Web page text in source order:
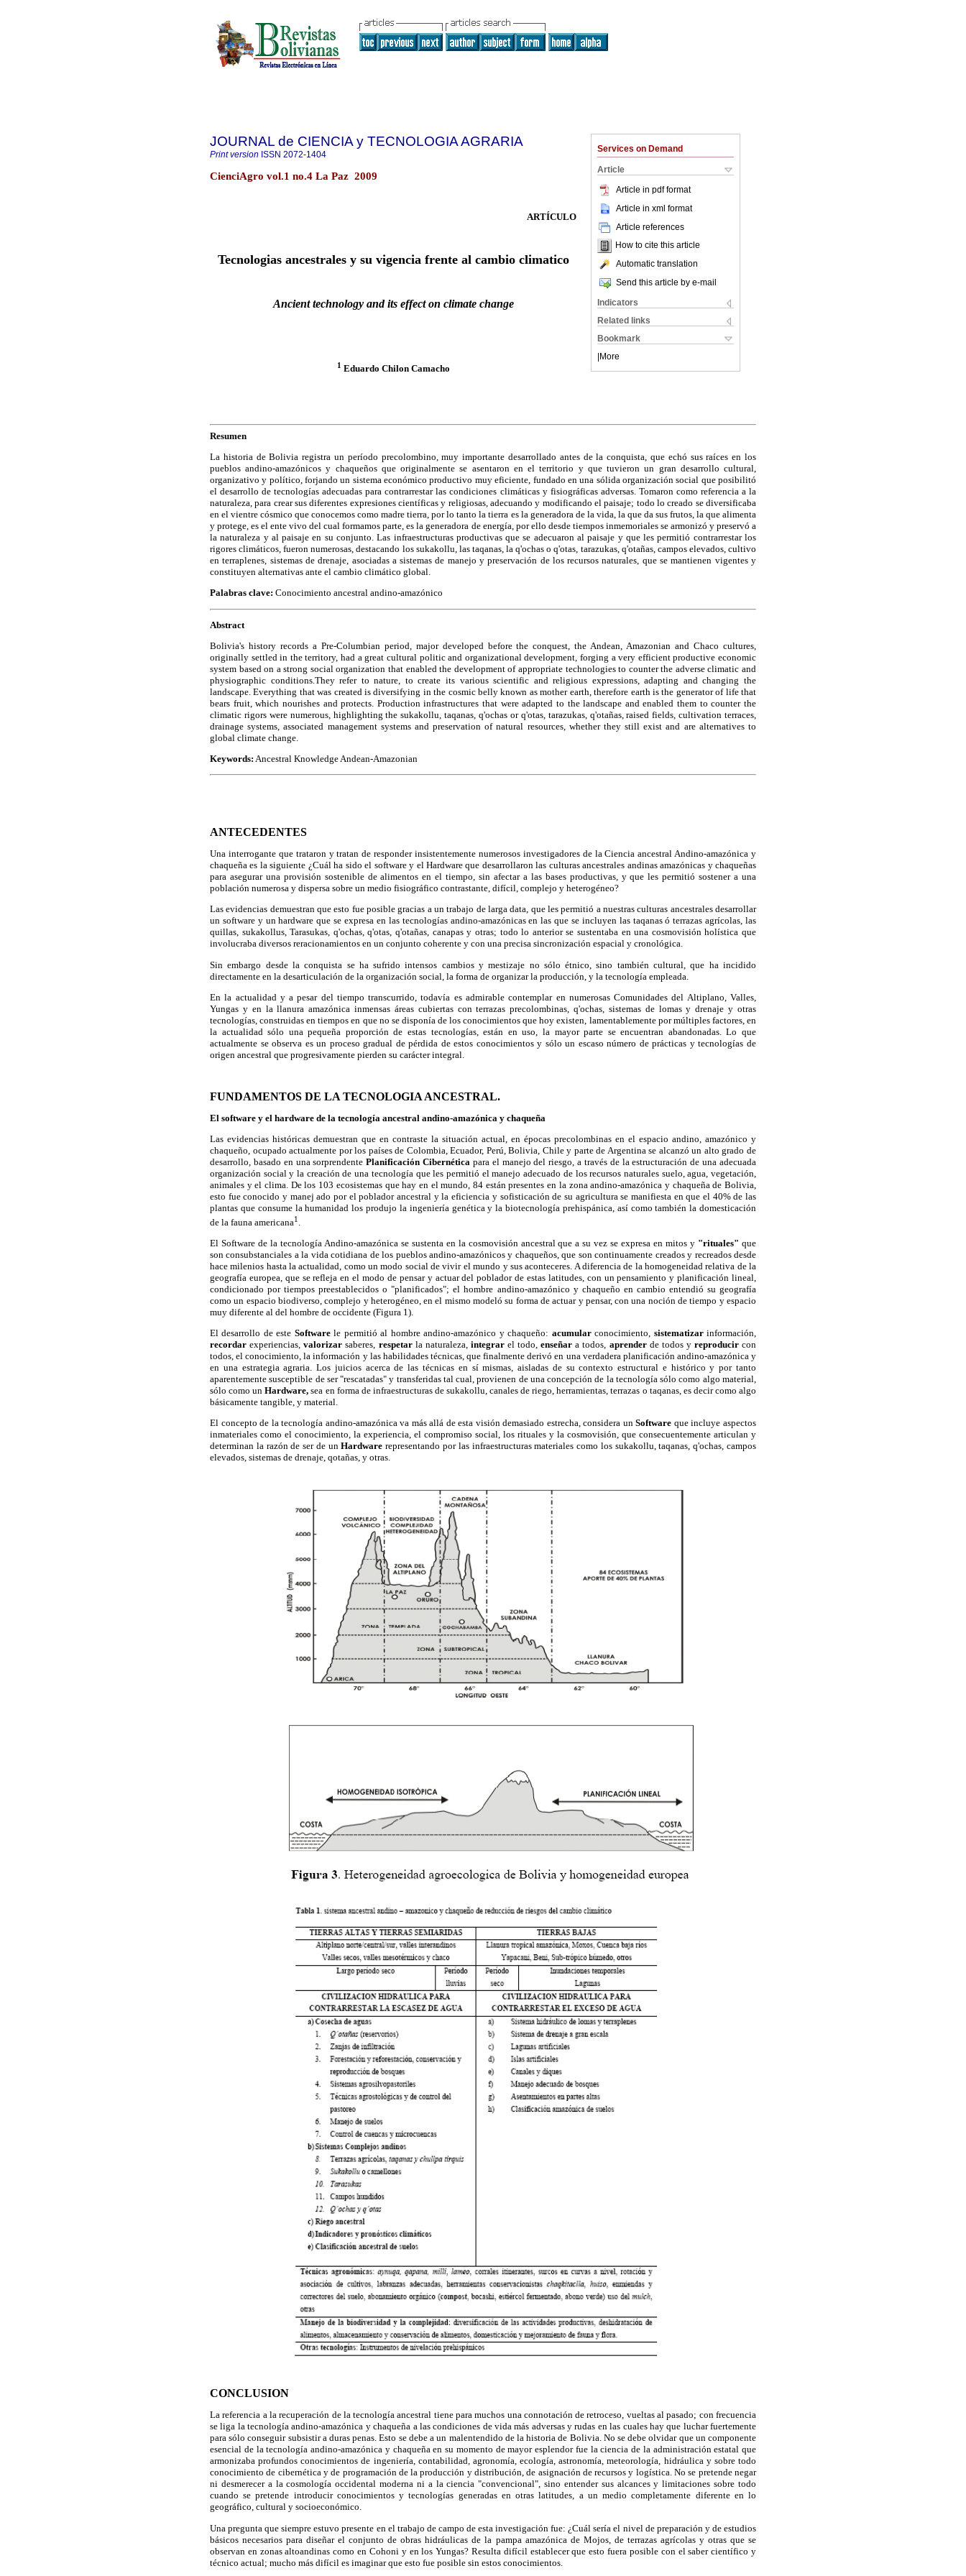
Services on Demand
Article
Article in pdf format
Article in xml format
Article references
How to cite this article
Automatic translation
Send this article by e-mail
Indicators
Related links
Bookmark
More
JOURNAL de CIENCIA y TECNOLOGIA AGRARIA
Print version ISSN 2072-1404
CienciAgro vol.1 no.4 La Paz 2009
ARTÍCULO
Tecnologias ancestrales y su vigencia frente al cambio climatico
Ancient technology and its effect on climate change
1 Eduardo Chilon Camacho
Resumen
La historia de Bolivia registra un período precolombino, muy importante desarrollado antes de la conquista, que echó sus raíces en los
pueblos andino-amazónicos y chaqueños que originalmente se asentaron en el territorio y que tuvieron un gran desarrollo cultural,
organizativo y político, forjando un sistema económico productivo muy eficiente, fundado en una sólida organización social que posibilitó
el desarrollo de tecnologías adecuadas para contrarrestar las condiciones climáticas y fisiográficas adversas. Tomaron como referencia a la
naturaleza, para crear sus diferentes expresiones científicas y religiosas, adecuando y modificando el paisaje; todo lo creado se diversificaba
en el vientre cósmico que conocemos como madre tierra, por lo tanto la tierra es la generadora de la vida, la que da sus frutos, la que alimenta
y protege, es el ente vivo del cual formamos parte, es la generadora de energía, por ello desde tiempos inmemoriales se armonizó y preservó a
la naturaleza y al paisaje en su conjunto. Las infraestructuras productivas que se adecuaron al paisaje y que les permitió contrarrestar los
rigores climáticos, fueron numerosas, destacando los sukakollu, las taqanas, la q'ochas o q'otas, tarazukas, q'otañas, campos elevados, cultivo
en terraplenes, sistemas de drenaje, asociadas a sistemas de manejo y preservación de los recursos naturales, que se mantienen vigentes y
constituyen alternativas ante el cambio climático global.
Palabras clave: Conocimiento ancestral andino-amazónico
Abstract
Bolivia's history records a Pre-Columbian period, major developed before the conquest, the Andean, Amazonian and Chaco cultures,
originally settled in the territory, had a great cultural politic and organizational development, forging a very efficient productive economic
system based on a strong social organization that enabled the development of appropriate technologies to counter the adverse climatic and
physiographic conditions.They refer to nature, to create its various scientific and religious expressions, adapting and changing the
landscape. Everything that was created is diversifying in the cosmic belly known as mother earth, therefore earth is the generator of life that
bears fruit, which nourishes and protects. Production infrastructures that were adapted to the landscape and enabled them to counter the
climatic rigors were numerous, highlighting the sukakollu, taqanas, q'ochas or q'otas, tarazukas, q'otañas, raised fields, cultivation terraces,
drainage systems, associated management systems and preservation of natural resources, whether they still exist and are alternatives to
global climate change.
Keywords: Ancestral Knowledge Andean-Amazonian
ANTECEDENTES
Una interrogante que trataron y tratan de responder insistentemente numerosos investigadores de la Ciencia ancestral Andino-amazónica y
chaqueña es la siguiente ¿Cuál ha sido el software y el Hardware que desarrollaron las culturas ancestrales andinas amazónicas y chaqueñas
para asegurar una provisión sostenible de alimentos en el tiempo, sin afectar a las bases productivas, y que les permitió sostener a una
población numerosa y dispersa sobre un medio fisiográfico contrastante, difícil, complejo y heterogéneo?
Las evidencias demuestran que esto fue posible gracias a un trabajo de larga data, que les permitió a nuestras culturas ancestrales desarrollar
un software y un hardware que se expresa en las tecnologías andino-amazónicas en las que se incluyen las taqanas ó terrazas agrícolas, las
quillas, sukakollus, Tarasukas, q'ochas, q'otas, q'otañas, canapas y otras; todo lo anterior se sustentaba en una cosmovisión holística que
involucraba diversos reracionamientos en un conjunto coherente y con una precisa sincronización espacial y cronológica.
Sin embargo desde la conquista se ha sufrido intensos cambios y mestizaje no sólo étnico, sino también cultural, que ha incidido
directamente en la desarticulación de la organización social, la forma de organizar la producción, y la tecnología empleada.
En la actualidad y a pesar del tiempo transcurrido, todavía es admirable contemplar en numerosas Comunidades del Altiplano, Valles,
Yungas y en la llanura amazónica inmensas áreas cubiertas con terrazas precolombinas, q'ochas, sistemas de lomas y drenaje y otras
tecnologías, construidas en tiempos en que no se disponía de los conocimientos que hoy existen, lamentablemente por múltiples factores, en
la actualidad sólo una pequeña proporción de estas tecnologías, están en uso, la mayor parte se encuentran abandonadas. Lo que
actualmente se observa es un proceso gradual de pérdida de estos conocimientos y sólo un escaso número de prácticas y tecnologías de
origen ancestral que progresivamente pierden su carácter integral.
FUNDAMENTOS DE LA TECNOLOGIA ANCESTRAL.
El software y el hardware de la tecnología ancestral andino-amazónica y chaqueña
Las evidencias históricas demuestran que en contraste la situación actual, en épocas precolombinas en el espacio andino, amazónico y
chaqueño, ocupado actualmente por los países de Colombia, Ecuador, Perú, Bolivia, Chile y parte de Argentina se alcanzó un alto grado de
desarrollo, basado en una sorprendentePlanificación Cibernética para el manejo del riesgo, a través de la estructuración de una adecuada
organización social y la creación de una tecnología que les permitió el manejo adecuado de los recursos naturales suelo, agua, vegetación,
animales y el clima. De los 103 ecosistemas que hay en el mundo, 84 están presentes en la zona andino-amazónica y chaqueña de Bolivia,
esto fue conocido y manej ado por el poblador ancestral y la eficiencia y sofisticación de su agricultura se manifiesta en que el 40% de las
plantas que consume la humanidad los produjo la ingeniería genética y la biotecnología prehispánica, así como también la domesticación
de la fauna americana1
El Software de la tecnología Andino-amazónica se sustenta en la cosmovisión ancestral que a su vez se expresa en mitos y "rituales"que
son consubstanciales a la vida cotidiana de los pueblos andino-amazónicos y chaqueños, que son continuamente creados y recreados desde
hace milenios hasta la actualidad, como un modo social de vivir el mundo y sus aconteceres. A diferencia de la homogeneidad relativa de la
geografía europea, que se refleja en el modo de pensar y actuar del poblador de estas latitudes, con un pensamiento y planificación lineal,
condicionado por tiempos preestablecidos o "planificados"; el hombre andino-amazónico y chaqueño en cambio entendió su geografía
como un espacio biodiverso, complejo y heterogéneo, en el mismo modeló su forma de actuar y pensar, con una noción de tiempo y espacio
muy diferente al del hombre de occidente (Figura 1).
El desarrollo de este Softwarele permitió al hombre andino-amazónico y chaqueño: acumularconocimiento, sistematizarinformación,
recordarexperiencias,valorizarsaberes, respetar la naturaleza, integrar el todo,enseñaratodos, aprender de todos yreproducircon
todos, el conocimiento, la información y las habilidades técnicas, que finalmente derivó en una verdadera planificación andino-amazónica y
en una estrategia agraria. Los juicios acerca de las técnicas en sí mismas, aisladas de su contexto estructural e histórico y por tanto
aparentemente susceptible de ser "rescatadas" y transferidas tal cual, provienen de una concepción de la tecnología sólo como algo material,
sólo como unHardware,sea en forma de infraestructuras de sukakollu, canales de riego, herramientas, terrazas o taqanas, es decir como algo
básicamente tangible, y material.
El concepto de la tecnología andino-amazónica va más allá de esta visión demasiado estrecha, considera unSoftware que incluye aspectos
inmateriales como el conocimiento, la experiencia, el compromiso social, los rituales y la cosmovisión, que consecuentemente articulan y
determinan la razón de ser de unHardwarerepresentando por las infraestructuras materiales como los sukakollu, taqanas, q'ochas, campos
elevados, sistemas de drenaje, qotañas, y otras.
CONCLUSION
La referencia a la recuperación de la tecnología ancestral tiene para muchos una connotación de retroceso, vueltas al pasado; con frecuencia
se liga la tecnología andino-amazónica y chaqueña a las condiciones de vida más adversas y rudas en las cuales hay que luchar fuertemente
para sólo conseguir subsistir a duras penas. Esto se debe a un malentendido de la historia de Bolivia. No sedebe olvidar que un componente
esencial de la tecnología andino-amazónica y chaqueña en su momento de mayor esplendor fue la ciencia de la administración estatal que
armonizaba profundos conocimientos de ingeniería, contabilidad, agronomía, ecología, astronomía, meteorología, hidráulica y sobre todo
conocimiento de cibernética y de programación de la producción y distribución, de asignación de recursos y logística. No se pretende negar
ni desmerecer a la cosmología occidental moderna ni a la ciencia"convencional", sino entender sus alcances y limitaciones sobre todo
cuando se pretende introducir conocimientos y tecnologías generadas en otras latitudes, a un medio completamente diferente en lo
geográfico, cultural y socioeconómico.
Una pregunta que siempre estuvo presente en el trabajo de campo de esta investigación fue: ¿Cuál sería el nivel de preparación y de estudios
básicos necesarios para diseñar el conjunto de obras hidráulicas de la pampa amazónica de Mojos, de terrazas agrícolas y otras que se
observan en zonas altoandinas como en Cohoni y en los Yungas? Resulta difícil establecer que esto fuera posible con el saber científico y
técnico actual; mucho más difícil es imaginar que esto fue posible sin estos conocimientos.